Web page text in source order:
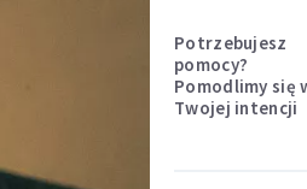
Potrzebujesz
pomocy?
Pomodlimy się
Twojej intencji